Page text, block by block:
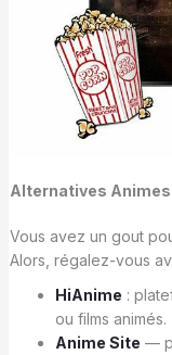
Alternatives
Vous avez un gout
Alors, régalez-vous
HiAnime :
ou films animés.
Anime Site —